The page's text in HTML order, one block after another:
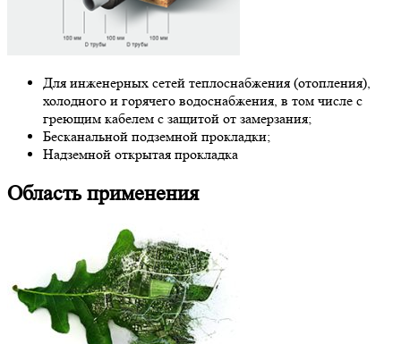
Для инженерных сетей теплоснабжения (отопления),
холодного и горячего водоснабжения, в том числе с
греющим кабелем с защитой от замерзания;
Бесканальной подземной прокладки;
Надземной открытая прокладка
Область применения